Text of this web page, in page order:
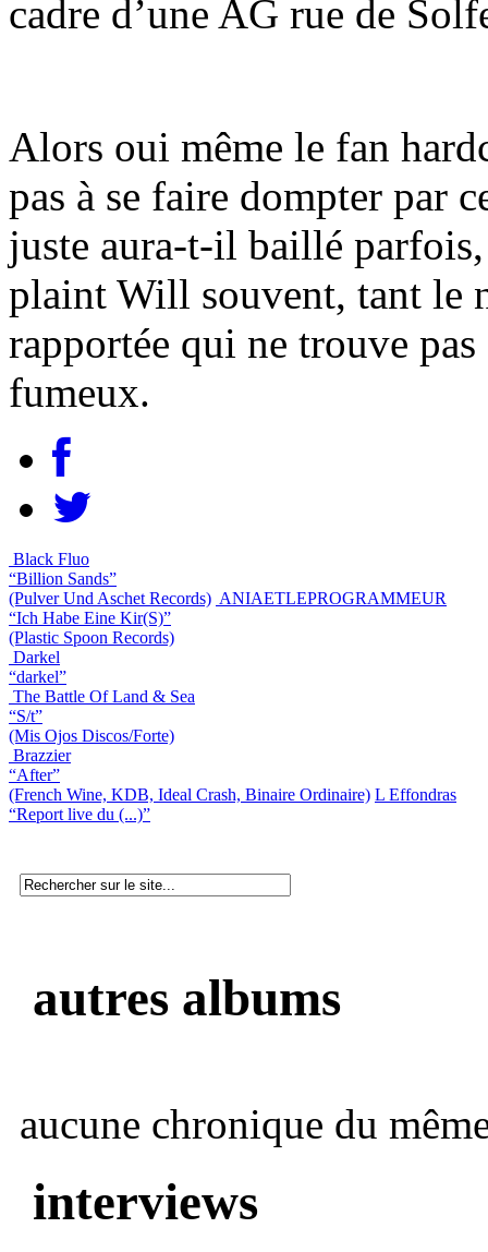
cadre d’une AG rue de
Alors oui même le fan
pas à se faire dompter par
juste aura-t-il baillé
plaint Will souvent, tant le
rapportée qui ne trouve
fumeux.
Black Fluo
“Billion Sands”
(Pulver Und Aschet Records) ANIAETLEPROGRAMMEUR
“Ich Habe Eine Kir(S)”
(Plastic Spoon Records)
Darkel
“darkel”
The Battle Of Land & Sea
“S/t”
(Mis Ojos Discos/Forte)
Brazzier
“After”
(French Wine, KDB, Ideal Crash, Binaire Ordinaire) L Effondras
“Report live du (...)”
autres albums
aucune chronique du
interviews